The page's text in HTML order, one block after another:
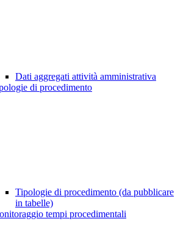
Dati aggregati attività amministrativa
di procedimento
Tipologie di procedimento (da pubblicare
in tabelle)
tempi procedimentali